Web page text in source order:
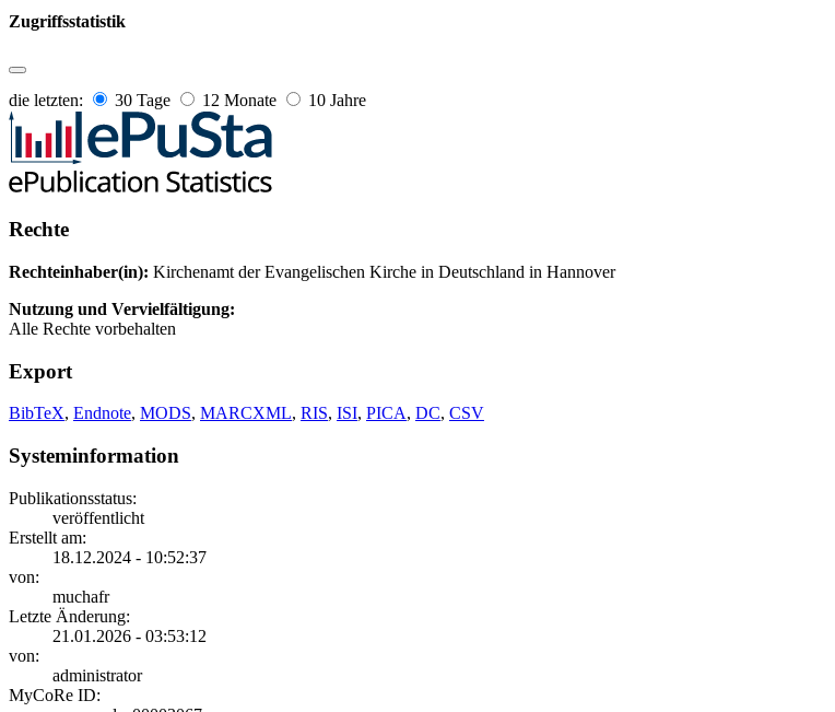
Zugriffsstatistik
die letzten: 30 Tage 12 Monate 10 Jahre
Rechte
Rechteinhaber(in): Kirchenamt der Evangelischen Kirche in Deutschland in Hannover
Nutzung und Vervielfältigung:
Alle Rechte vorbehalten
Export
BibTeX, Endnote, MODS, MARCXML, RIS, ISI, PICA, DC, CSV
Systeminformation
Publikationsstatus:
veröffentlicht
Erstellt am:
18.12.2024 - 10:52:37
von:
muchafr
Letzte Änderung:
21.01.2026 - 03:53:12
von:
administrator
MyCoRe ID: